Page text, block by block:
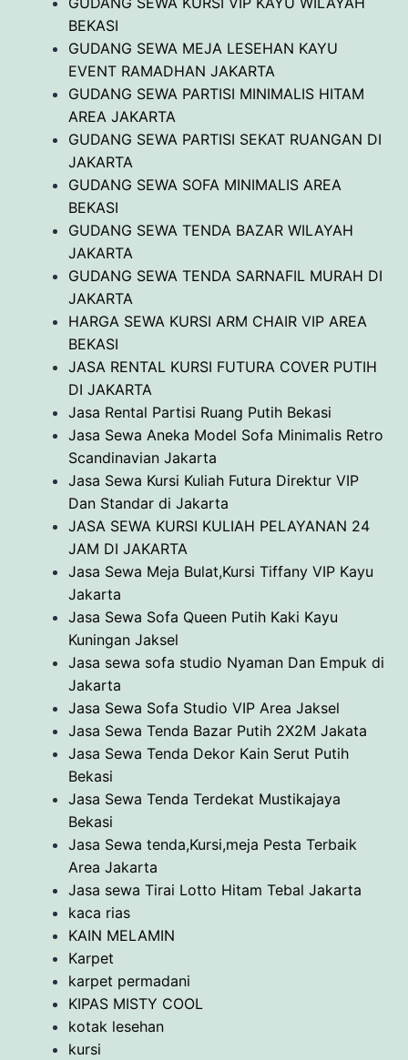
BEKASI
GUDANG SEWA MEJA LESEHAN KAYU
EVENT RAMADHAN JAKARTA
GUDANG SEWA PARTISI MINIMALIS HITAM
AREA JAKARTA
GUDANG SEWA PARTISI SEKAT RUANGAN DI
JAKARTA
GUDANG SEWA SOFA MINIMALIS AREA
BEKASI
GUDANG SEWA TENDA BAZAR WILAYAH
JAKARTA
GUDANG SEWA TENDA SARNAFIL MURAH DI
JAKARTA
HARGA SEWA KURSI ARM CHAIR VIP AREA
BEKASI
JASA RENTAL KURSI FUTURA COVER PUTIH
DI JAKARTA
Jasa Rental Partisi Ruang Putih Bekasi
Jasa Sewa Aneka Model Sofa Minimalis Retro
Scandinavian Jakarta
Jasa Sewa Kursi Kuliah Futura Direktur VIP
Dan Standar di Jakarta
JASA SEWA KURSI KULIAH PELAYANAN 24
JAM DI JAKARTA
Jasa Sewa Meja Bulat,Kursi Tiffany VIP Kayu
Jakarta
Jasa Sewa Sofa Queen Putih Kaki Kayu
Kuningan Jaksel
Jasa sewa sofa studio Nyaman Dan Empuk di
Jakarta
Jasa Sewa Sofa Studio VIP Area Jaksel
Jasa Sewa Tenda Bazar Putih 2X2M Jakata
Jasa Sewa Tenda Dekor Kain Serut Putih
Bekasi
Jasa Sewa Tenda Terdekat Mustikajaya
Bekasi
Jasa Sewa tenda,Kursi,meja Pesta Terbaik
Area Jakarta
Jasa sewa Tirai Lotto Hitam Tebal Jakarta
kaca rias
KAIN MELAMIN
Karpet
karpet permadani
KIPAS MISTY COOL
kotak lesehan
kursi